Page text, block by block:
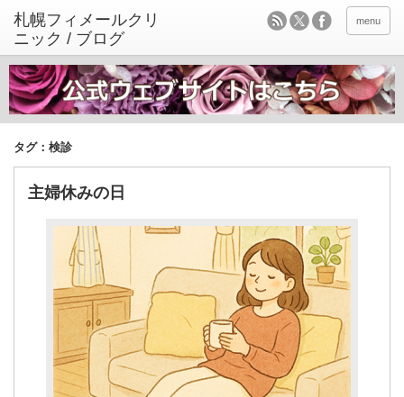
menu
タグ：検診
主婦休みの日